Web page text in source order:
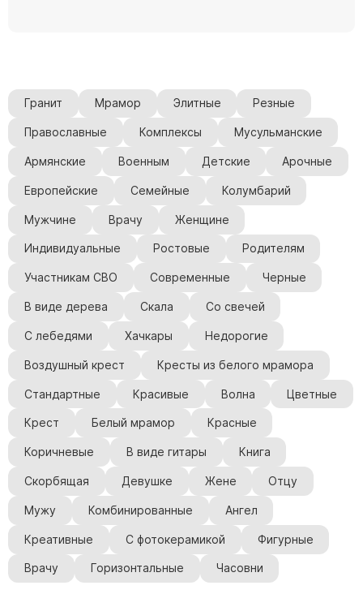
Гранит Мрамор Элитные Резные
Православные Комплексы Мусульманские
Армянские Военным Детские Арочные
Европейские Семейные Колумбарий
Мужчине Врачу Женщине
Индивидуальные Ростовые Родителям
Участникам СВО Современные Черные
В виде дерева Скала Со свечей
С лебедями Хачкары Недорогие
Воздушный крест Кресты из белого мрамора
Стандартные Красивые Волна Цветные
Крест Белый мрамор Красные
Коричневые В виде гитары Книга
Скорбящая Девушке Жене Отцу
Мужу Комбинированные Ангел
Креативные С фотокерамикой Фигурные
Врачу Горизонтальные Часовни